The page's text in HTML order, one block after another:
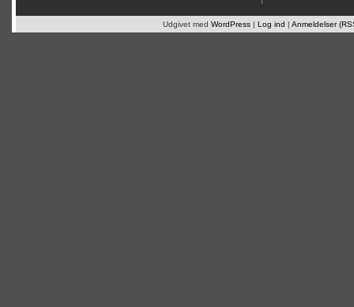
Udgivet med WordPress | Log ind | Anmeldelser